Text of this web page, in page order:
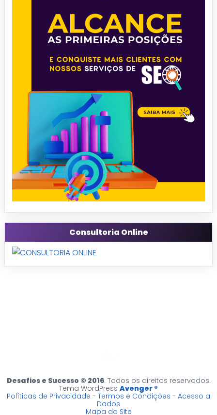
Consultoria Online
Desafios e Sucesso © 2016. Todos os direitos reservados.
Tema WordPress Avenger ®
Políticas de Privacidade - Termos e Condições - Acesso a
Dados
Mapa do Site